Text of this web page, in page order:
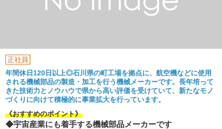
正社員
年間休日120日以上◎石川県の町工場を拠点に、航空機などに使用
される機械部品の製造・加工を行う機械メーカーです。長年培って
きた技術力とノウハウで県から高い評価を受けていて、新たなモノ
づくりに向けて積極的に事業拡大を行っています。
《おすすめのポイント》
◆宇宙産業にも着手する機械部品メーカーです